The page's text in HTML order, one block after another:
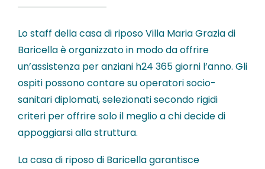
Lo staff della casa di riposo Villa Maria Grazia di
Baricella è organizzato in modo da offrire
un’assistenza per anziani h24 365 giorni l’anno. Gli
ospiti possono contare su operatori socio-
sanitari diplomati, selezionati secondo rigidi
criteri per offrire solo il meglio a chi decide di
appoggiarsi alla struttura.
La casa di riposo di Baricella garantisce